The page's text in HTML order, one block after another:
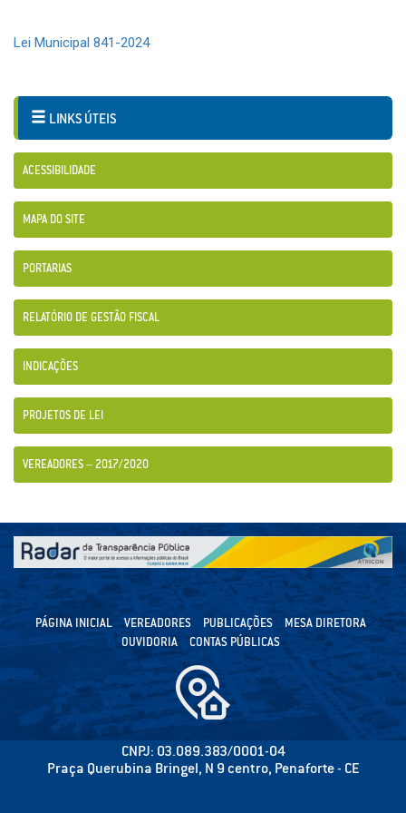
Lei Municipal 841-2024
LINKS ÚTEIS
ACESSIBILIDADE
MAPA DO SITE
PORTARIAS
RELATÓRIO DE GESTÃO FISCAL
INDICAÇÕES
PROJETOS DE LEI
VEREADORES – 2017/2020
PÁGINA INICIAL VEREADORES PUBLICAÇÕES
MESA DIRETORA
OUVIDORIA
CONTAS PÚBLICAS
CNPJ: 03.089.383/0001-04
Praça Querubina Bringel, N 9 centro, Penaforte - CE